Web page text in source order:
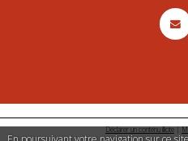
Déclarer un contenu illicite|